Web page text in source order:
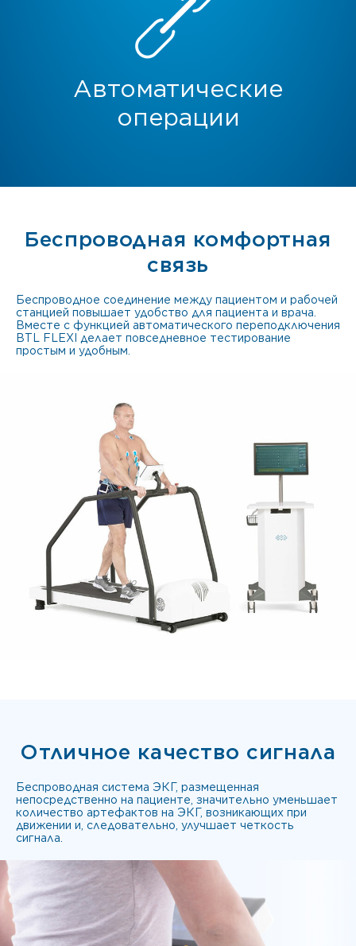
Автоматические
операции
Беспроводная комфортная
связь
Беспроводное соединение между пациентом и рабочей
станцией повышает удобство для пациента и врача.
Вместе с функцией автоматического переподключения
BTL FLEXI делает повседневное тестирование
простым и удобным.
Отличное качество сигнала
Беспроводная система ЭКГ, размещенная
непосредственно на пациенте, значительно уменьшает
количество артефактов на ЭКГ, возникающих при
движении и, следовательно, улучшает четкость
сигнала.